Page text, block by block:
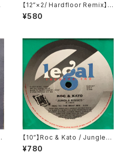
【12”×2/ Hardfloor Remix】T
he Shamen / Destination E
schaton (Disco Clash (Tec
¥580
【10”】Roc & Kato / Jungle K
isses (E Legal) (ELS10-621
7)
¥780